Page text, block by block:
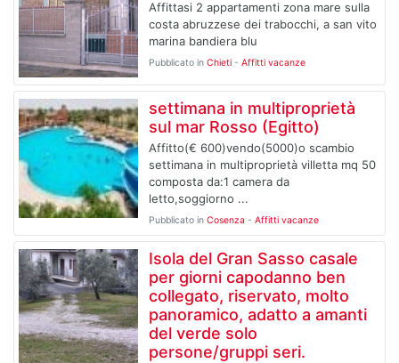
Affittasi 2 appartamenti zona mare sulla
costa abruzzese dei trabocchi, a san vito
marina bandiera blu
Pubblicato in Chieti- Affitti vacanze
settimana in multiproprietà
sul mar Rosso (Egitto)
Affitto(€ 600)vendo(5000)o scambio
settimana in multiproprietà villetta mq 50
composta da:1 camera da
letto,soggiorno ...
Pubblicato in Cosenza - Affitti vacanze
Isola del Gran Sasso casale
per giorni capodanno ben
collegato, riservato, molto
panoramico, adatto a amanti
del verde solo
persone/gruppi seri.